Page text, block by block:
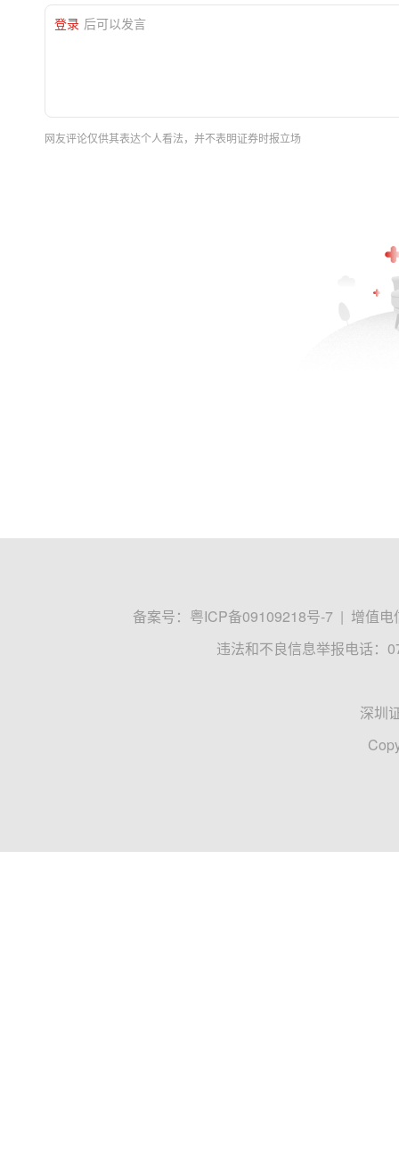
登录 后可以发言
网友评论仅供其表达个人看法，并不表明证券时报立场
备案号： 粤ICP备09109218号-7 | 增值电
违法和不良信息举报电话：
深圳